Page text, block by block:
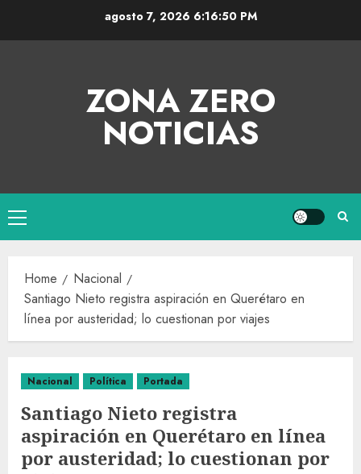
agosto 7, 2026 6:16:50 PM
ZONA ZERO
NOTICIAS
Home
Nacional
Santiago Nieto registra aspiración en Querétaro en
línea por austeridad; lo cuestionan por viajes
Nacional Política Portada
Santiago Nieto registra
aspiración en Querétaro en línea
por austeridad; lo cuestionan por